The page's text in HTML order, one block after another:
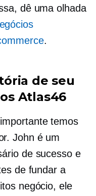
dê uma olhada
.
de seu
Atlas46
temos
John é um
de sucesso e
de fundar a
negócio, ele